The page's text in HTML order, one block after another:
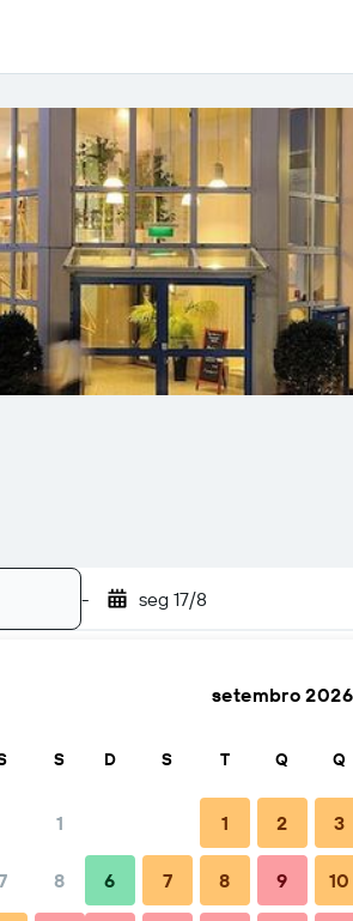
- seg 17/8
Hospedagens próximas
S
1
8
setembro 2026
D S T Q Q
1 2 3
6 7 8 9 10